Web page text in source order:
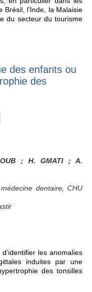
Brésil, l'Inde, la Malaisie
du secteur du tourisme
des enfants ou
des
; H. GMATI
; A.
dentaire, CHU
les anomalies
induites par une
des tonsilles